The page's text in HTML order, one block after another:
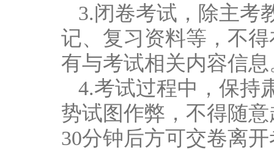
3.闭卷考试，除主考
记、复习资料等，不
有与考试相关内容信息
4.考试过程中，保持
势试图作弊，不得随
30分钟后方可交卷离